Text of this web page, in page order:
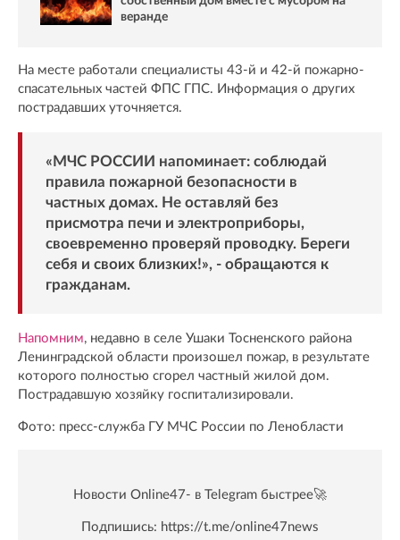
веранде
На месте работали специалисты 43-й и 42-й пожарно-
спасательных частей ФПС ГПС. Информация о других
пострадавших уточняется.
«МЧС РОССИИ напоминает: соблюдай
правила пожарной безопасности в
частных домах. Не оставляй без
присмотра печи и электроприборы,
своевременно проверяй проводку. Береги
себя и своих близких!», - обращаются к
гражданам.
Напомним, недавно в селе Ушаки Тосненского района
Ленинградской области произошел пожар, в результате
которого полностью сгорел частный жилой дом.
Пострадавшую хозяйку госпитализировали.
Фото: пресс-служба ГУ МЧС России по Ленобласти
Новости Online47- в Telegram быстрее🚀
Подпишись: https://t.me/online47news